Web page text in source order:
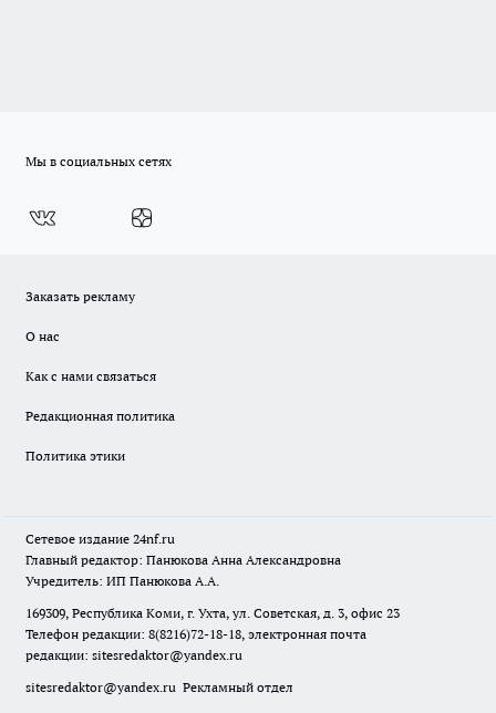
Мы в социальных сетях
Заказать рекламу
О нас
Как с нами связаться
Редакционная политика
Политика этики
Сетевое издание 24nf.ru
Главный редактор: Панюкова Анна Александровна
Учредитель: ИП Панюкова А.А.
169309, Республика Коми, г. Ухта, ул. Советская, д. 3, офис 23
Телефон редакции: 8(8216)72-18-18, электронная почта
редакции: sitesredaktor@yandex.ru
sitesredaktor@yandex.ru Рекламный отдел